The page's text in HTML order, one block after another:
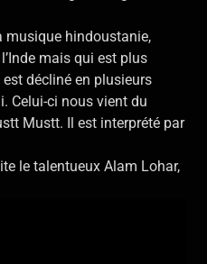
musique hindoustanie,
mais qui est plus
décliné en plusieurs
Celui-ci nous vient du
Mustt. Il est interprété par
le talentueux Alam Lohar,